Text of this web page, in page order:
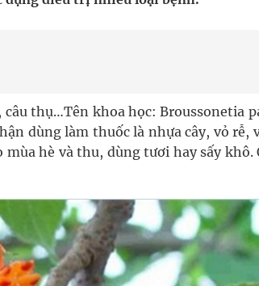
môi trường và cộng đồng
y tế nếu không đăng ký khám theo yêu
thụ…Tên khoa học: Broussonetia
dùng làm thuốc là nhựa cây, vỏ rễ,
hè và thu, dùng t­ươi hay sấy khô.